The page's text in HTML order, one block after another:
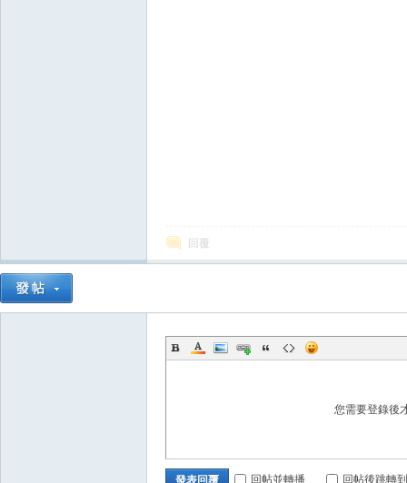
回覆
您需要登錄後
發表回覆 回帖並轉播 回帖後跳轉